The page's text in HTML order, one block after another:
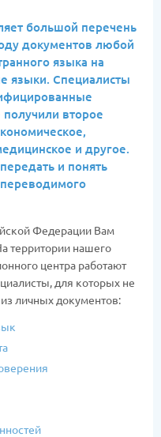
большой перечень
документов любой
языка на
языки. Специалисты
второе
и другое.
и понять
Федерации Вам
территории нашего
центра работают
для которых не
личных документов: